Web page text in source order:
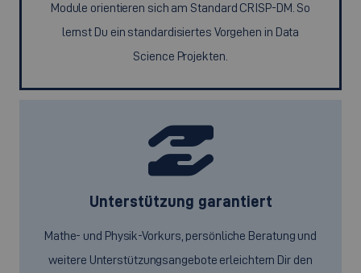
Module orientieren sich am Standard CRISP-DM. So
lernst Du ein standardisiertes Vorgehen in Data
Science Projekten.
Unterstützung garantiert
Mathe- und Physik-Vorkurs, persönliche Beratung und
weitere Unterstützungsangebote erleichtern Dir den